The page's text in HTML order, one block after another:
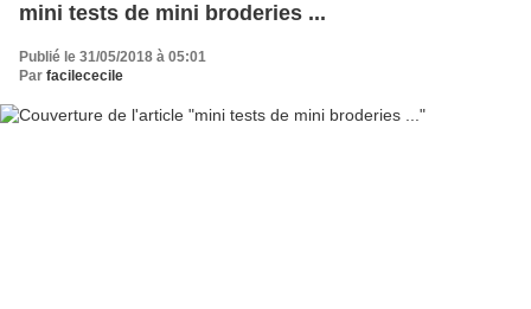
mini tests de mini broderies ...
Publié le 31/05/2018 à 05:01
Par facilececile